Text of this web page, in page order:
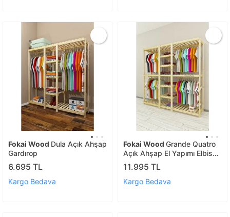
Fokai Wood Dula Açık Ahşap
Gardırop
6.695 TL
Kargo Bedava
Fokai Wood Grande Quatro
Açık Ahşap El Yapımı Elbise
Dolabı
11.995 TL
Kargo Bedava